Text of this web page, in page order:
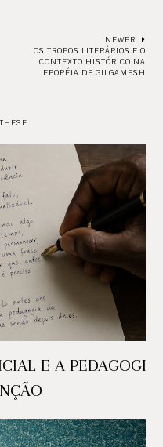
NEWER
OS TROPOS LITERÁRIOS E O
CONTEXTO HISTÓRICO NA
EPOPÉIA DE GILGAMESH
E A PEDAGOGIA